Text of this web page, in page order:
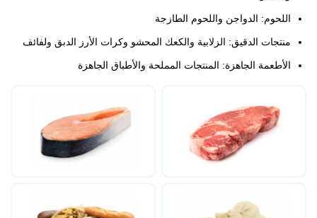
اللحوم: الدواجن واللحوم الطازجة
منتجات الدقيق: الزلابية والكعك المحشو وكرات الأرز الدبق ولفائف
الأطعمة الجاهزة: المنتجات المملحة والأطباق الجاهزة